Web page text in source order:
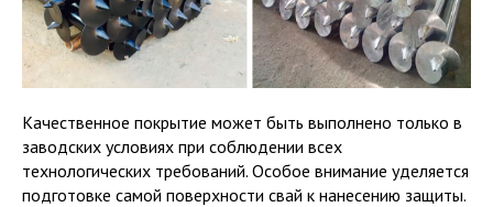
Качественное покрытие может быть выполнено только в
заводских условиях при соблюдении всех
технологических требований. Особое внимание уделяется
подготовке самой поверхности свай к нанесению защиты.